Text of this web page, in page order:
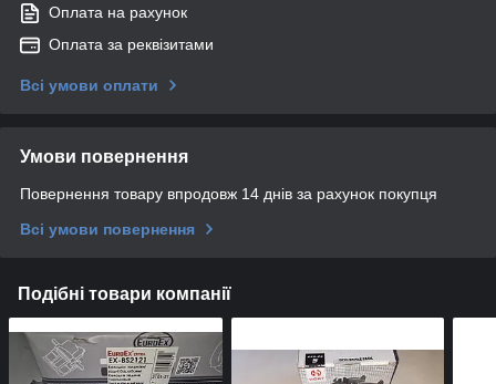
Оплата на рахунок
Оплата за реквізитами
Всі умови оплати
Умови повернення
Повернення товару впродовж 14 днів за рахунок покупця
Всі умови повернення
Подібні товари компанії